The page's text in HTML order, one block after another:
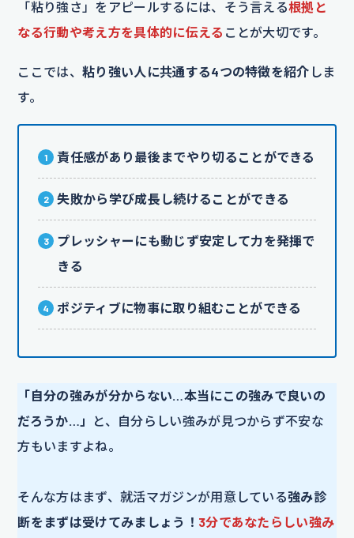
「粘り強さ」をアピールするには、そう言える根拠と
なる行動や考え方を具体的に伝える ことが大切です。
ここでは、 粘り強い人に共通する4つの特徴を紹介 しま
す。
責任感があり最後までやり切ることができる
失敗から学び成長し続けることができる
プレッシャーにも動じず安定して力を発揮で
きる
ポジティブに物事に取り組むことができる
「自分の強みが分からない…本当にこの強みで良いの
だろうか…」
と、自分らしい強みが見つからず不安な
方もいますよね。
そんな方はまず、就活マガジンが用意している強み診
断をまずは受けてみましょう！ 3分であなたらしい強み